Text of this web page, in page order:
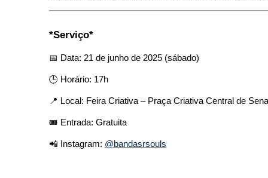
*Serviço*
📅 Data: 21 de junho de 2025 (sábado)
🕒 Horário: 17h
📍 Local: Feira Criativa – Praça Criativa Central de
🎟️ Entrada: Gratuita
📲 Instagram: @bandasrsouls